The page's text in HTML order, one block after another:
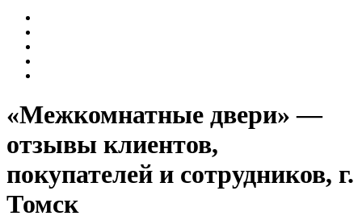
«Межкомнатные двери» —
отзывы клиентов,
покупателей и сотрудников, г.
Томск